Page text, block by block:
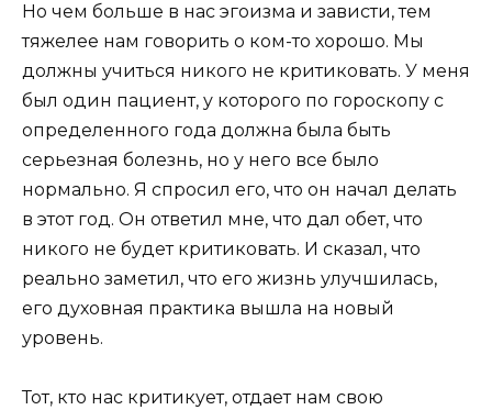
Но чем больше в нас эгоизма и зависти, тем
тяжелее нам говорить о ком-то хорошо. Мы
должны учиться никого не критиковать. У меня
был один пациент, у которого по гороскопу с
определенного года должна была быть
серьезная болезнь, но у него все было
нормально. Я спросил его, что он начал делать
в этот год. Он ответил мне, что дал обет, что
никого не будет критиковать. И сказал, что
реально заметил, что его жизнь улучшилась,
его духовная практика вышла на новый
уровень.
Тот, кто нас критикует, отдает нам свою